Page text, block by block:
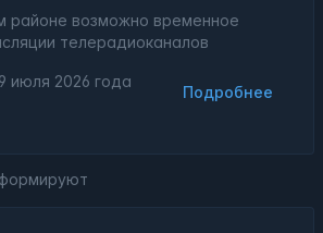
районе возможно временное
телерадиоканалов
Подробнее
июля 2026 года